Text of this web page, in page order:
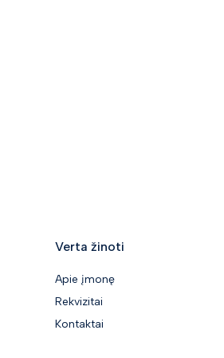
Verta žinoti
Apie įmonę
Rekvizitai
Kontaktai